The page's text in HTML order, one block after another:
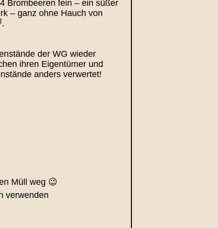
Brombeeren fein – ein süßer
– ganz ohne Hauch von
der WG wieder
ihren Eigentümer und
anders verwertet!
Müll weg 😉
verwenden